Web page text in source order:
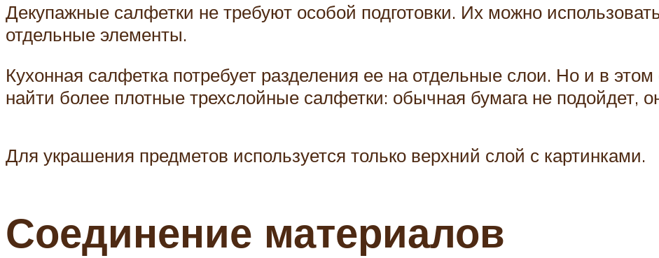
Декупажные салфетки не требуют особой подготовки. Их можно
отдельные элементы.
Кухонная салфетка потребует разделения ее на отдельные слои. Но и в
найти более плотные трехслойные салфетки: обычная бумага не подойдет,
Для украшения предметов используется только верхний слой с картинками.
Соединение материалов